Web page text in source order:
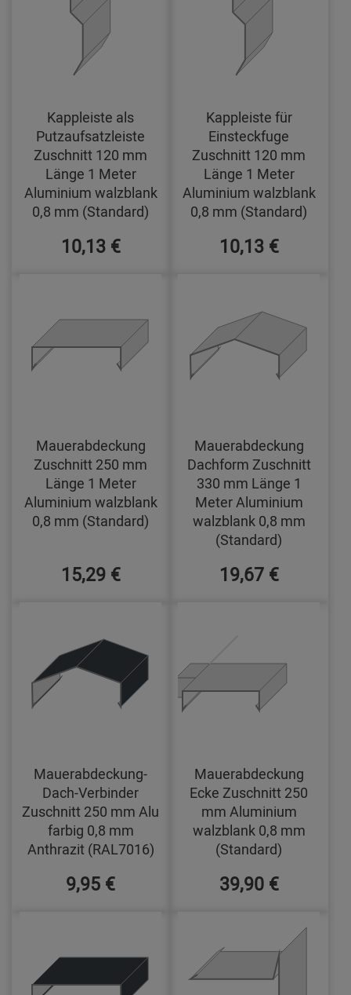
Kappleiste als
Putzaufsatzleiste
Zuschnitt 120 mm
Länge 1 Meter
Aluminium walzblank
0,8 mm (Standard)
10,13 €
Kappleiste für
Einsteckfuge
Zuschnitt 120 mm
Länge 1 Meter
Aluminium walzblank
0,8 mm (Standard)
10,13 €
Mauerabdeckung
Zuschnitt 250 mm
Länge 1 Meter
Aluminium walzblank
0,8 mm (Standard)
15,29 €
Mauerabdeckung
Dachform Zuschnitt
330 mm Länge 1
Meter Aluminium
walzblank 0,8 mm
(Standard)
19,67 €
Mauerabdeckung-
Dach-Verbinder
Zuschnitt 250 mm Alu
farbig 0,8 mm
Anthrazit (RAL7016)
9,95 €
Mauerabdeckung
Ecke Zuschnitt 250
mm Aluminium
walzblank 0,8 mm
(Standard)
39,90 €